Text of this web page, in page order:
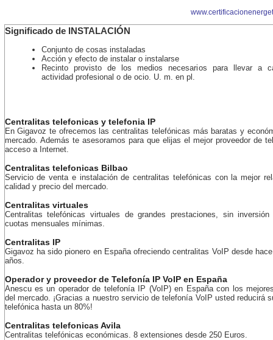
Significado de INSTALACIÓN
Conjunto de cosas instaladas
Acción y efecto de instalar o instalarse
Recinto provisto de los medios necesarios para llevar a
actividad profesional o de ocio. U. m. en pl.
Centralitas telefonicas y telefonia IP
En Gigavoz te ofrecemos las centralitas telefónicas más baratas y
mercado. Además te asesoramos para que elijas el mejor proveedor de
acceso a Internet.
Centralitas telefonicas Bilbao
Servicio de venta e instalación de centralitas telefónicas con la mejor
calidad y precio del mercado.
Centralitas virtuales
Centralitas telefónicas virtuales de grandes prestaciones, sin
cuotas mensuales mínimas.
Centralitas IP
Gigavoz ha sido pionero en España ofreciendo centralitas VoIP desde
años.
Operador y proveedor de Telefonía IP VoIP en España
Anescu es un operador de telefonía IP (VoIP) en España con los
del mercado. ¡Gracias a nuestro servicio de telefonía VoIP usted reducirá
telefónica hasta un 80%!
Centralitas telefonicas Avila
Centralitas telefónicas económicas. 8 extensiones desde 250 Euros.